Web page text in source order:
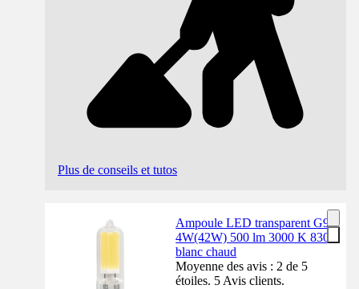
Plus de conseils et tutos
Ampoule LED transparent G9
4W(42W) 500 lm 3000 K 830
blanc chaud
Moyenne des avis : 2 de 5
étoiles. 5 Avis clients.